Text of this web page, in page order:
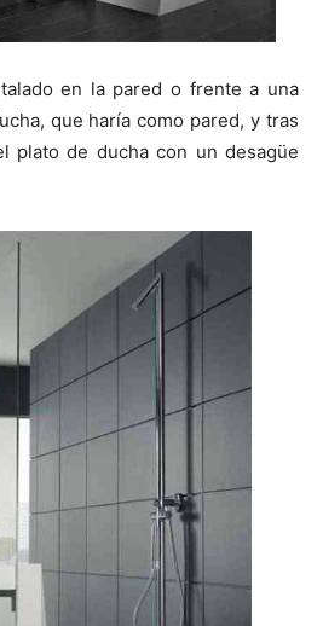
en la pared o frente a una
que haría como pared, y tras
plato de ducha con un desagüe